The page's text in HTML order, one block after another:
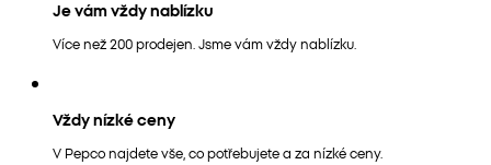
Je vám vždy nablízku
Více než 200 prodejen. Jsme vám vždy nablízku.
Vždy nízké ceny
V Pepco najdete vše, co potřebujete a za nízké ceny.